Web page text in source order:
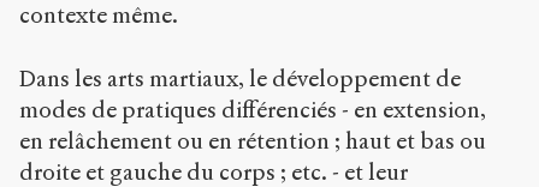
contexte même.
Dans les arts martiaux, le développement de
modes de pratiques différenciés - en extension,
en relâchement ou en rétention ; haut et bas ou
droite et gauche du corps ; etc. - et leur